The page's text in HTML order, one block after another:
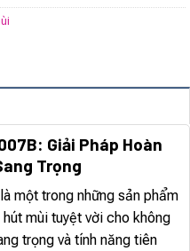
Giải Pháp Hoàn
Trọng
một trong những sản phẩm
mùi tuyệt vời cho không
trọng và tính năng tiên